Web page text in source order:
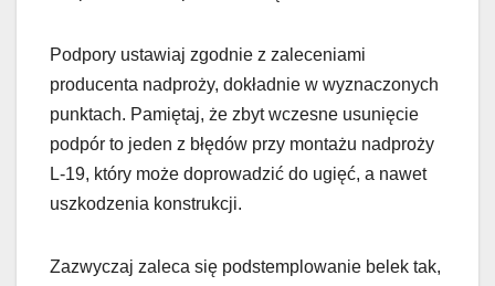
Podpory ustawiaj zgodnie z zaleceniami
producenta nadproży, dokładnie w wyznaczonych
punktach. Pamiętaj, że zbyt wczesne usunięcie
podpór to jeden z błędów przy montażu nadproży
L-19, który może doprowadzić do ugięć, a nawet
uszkodzenia konstrukcji.
Zazwyczaj zaleca się podstemplowanie belek tak,